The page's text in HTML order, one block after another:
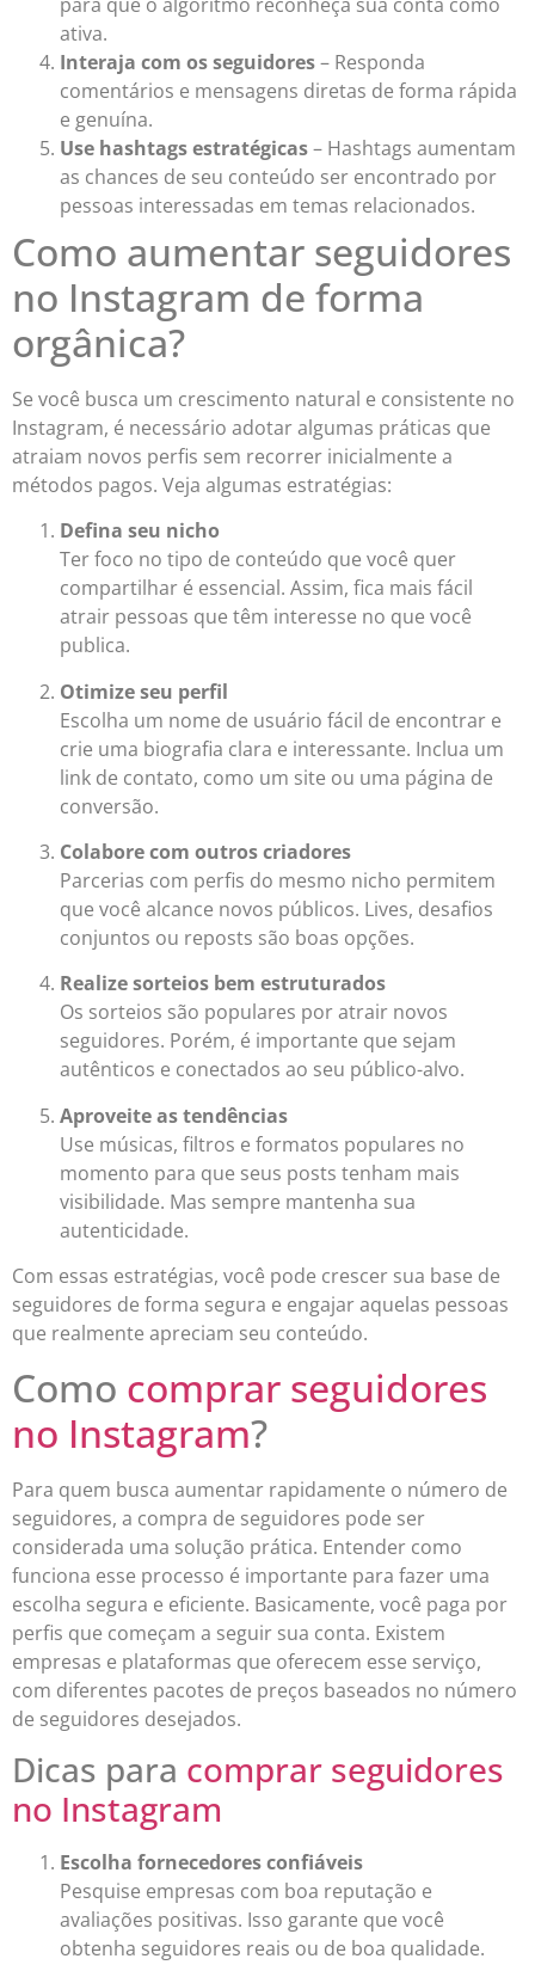
ativa.
Interaja com os seguidores– Responda
comentários e mensagens diretas de forma rápida
e genuína.
Use hashtags estratégicas– Hashtags aumentam
as chances de seu conteúdo ser encontrado por
pessoas interessadas em temas relacionados.
Como aumentar seguidores
no Instagram de forma
orgânica?
Se você busca um crescimento natural e consistente no
Instagram, é necessário adotar algumas práticas que
atraiam novos perfis sem recorrer inicialmente a
métodos pagos. Veja algumas estratégias:
Defina seu nicho
Ter foco no tipo de conteúdo que você quer
compartilhar é essencial. Assim, fica mais fácil
atrair pessoas que têm interesse no que você
publica.
Otimize seu perfil
Escolha um nome de usuário fácil de encontrar e
crie uma biografia clara e interessante. Inclua um
link de contato, como um site ou uma página de
conversão.
Colabore com outros criadores
Parcerias com perfis do mesmo nicho permitem
que você alcance novos públicos. Lives, desafios
conjuntos ou reposts são boas opções.
Realize sorteios bem estruturados
Os sorteios são populares por atrair novos
seguidores. Porém, é importante que sejam
autênticos e conectados ao seu público-alvo.
Aproveite as tendências
Use músicas, filtros e formatos populares no
momento para que seus posts tenham mais
visibilidade. Mas sempre mantenha sua
autenticidade.
Com essas estratégias, você pode crescer sua base de
seguidores de forma segura e engajar aquelas pessoas
que realmente apreciam seu conteúdo.
Como comprar seguidores
no Instagram?
Para quem busca aumentar rapidamente o número de
seguidores, a compra de seguidores pode ser
considerada uma solução prática. Entender como
funciona esse processo é importante para fazer uma
escolha segura e eficiente. Basicamente, você paga por
perfis que começam a seguir sua conta. Existem
empresas e plataformas que oferecem esse serviço,
com diferentes pacotes de preços baseados no número
de seguidores desejados.
Dicas para comprar seguidores
no Instagram
Escolha fornecedores confiáveis
Pesquise empresas com boa reputação e
avaliações positivas. Isso garante que você
obtenha seguidores reais ou de boa qualidade.